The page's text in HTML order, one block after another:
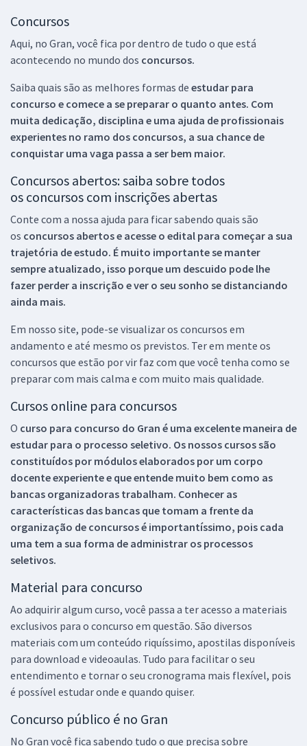
Concursos
Aqui, no Gran, você fica por dentro de tudo o que está
acontecendo no mundo dos concursos.
Saiba quais são as melhores formas de estudar para
concurso e comece a se preparar o quanto antes. Com
muita dedicação, disciplina e uma ajuda de profissionais
experientes no ramo dos concursos, a sua chance de
conquistar uma vaga passa a ser bem maior.
Concursos abertos: saiba sobre todos
os concursos com inscrições abertas
Conte com a nossa ajuda para ficar sabendo quais são
os concursos abertos e acesse o edital para começar a sua
trajetória de estudo. É muito importante se manter
sempre atualizado, isso porque um descuido pode lhe
fazer perder a inscrição e ver o seu sonho se distanciando
ainda mais.
Em nosso site, pode-se visualizar os concursos em
andamento e até mesmo os previstos. Ter em mente os
concursos que estão por vir faz com que você tenha como se
preparar com mais calma e com muito mais qualidade.
Cursos online para concursos
O curso para concurso do Gran é uma excelente maneira de
estudar para o processo seletivo. Os nossos cursos são
constituídos por módulos elaborados por um corpo
docente experiente e que entende muito bem como as
bancas organizadoras trabalham. Conhecer as
características das bancas que tomam a frente da
organização de concursos é importantíssimo, pois cada
uma tem a sua forma de administrar os processos
seletivos.
Material para concurso
Ao adquirir algum curso, você passa a ter acesso a materiais
exclusivos para o concurso em questão. São diversos
materiais com um conteúdo riquíssimo, apostilas disponíveis
para download e videoaulas. Tudo para facilitar o seu
entendimento e tornar o seu cronograma mais flexível, pois
é possível estudar onde e quando quiser.
Concurso público é no Gran
No Gran você fica sabendo tudo o que precisa sobre